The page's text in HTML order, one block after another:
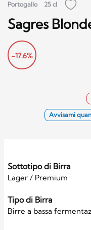
Portogallo 25 cl
Sagres
-17.6%
Avvisami
Sottotipo di Birra
Lager / Premium
Tipo di Birra
Birre a bassa